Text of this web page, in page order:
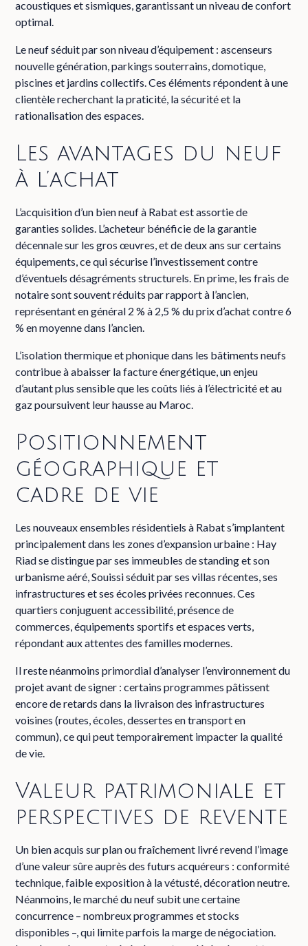
acoustiques et sismiques, garantissant un niveau de confort
optimal.
Le neuf séduit par son niveau d’équipement : ascenseurs
nouvelle génération, parkings souterrains, domotique,
piscines et jardins collectifs. Ces éléments répondent à une
clientèle recherchant la praticité, la sécurité et la
rationalisation des espaces.
Les avantages du neuf
à l’achat
L’acquisition d’un bien neuf à Rabat est assortie de
garanties solides. L’acheteur bénéficie de la garantie
décennale sur les gros œuvres, et de deux ans sur certains
équipements, ce qui sécurise l’investissement contre
d’éventuels désagréments structurels. En prime, les frais de
notaire sont souvent réduits par rapport à l’ancien,
représentant en général 2 % à 2,5 % du prix d’achat contre 6
% en moyenne dans l’ancien.
L’isolation thermique et phonique dans les bâtiments neufs
contribue à abaisser la facture énergétique, un enjeu
d’autant plus sensible que les coûts liés à l’électricité et au
gaz poursuivent leur hausse au Maroc.
Positionnement
géographique et
cadre de vie
Les nouveaux ensembles résidentiels à Rabat s’implantent
principalement dans les zones d’expansion urbaine : Hay
Riad se distingue par ses immeubles de standing et son
urbanisme aéré, Souissi séduit par ses villas récentes, ses
infrastructures et ses écoles privées reconnues. Ces
quartiers conjuguent accessibilité, présence de
commerces, équipements sportifs et espaces verts,
répondant aux attentes des familles modernes.
Il reste néanmoins primordial d’analyser l’environnement du
projet avant de signer : certains programmes pâtissent
encore de retards dans la livraison des infrastructures
voisines (routes, écoles, dessertes en transport en
commun), ce qui peut temporairement impacter la qualité
de vie.
Valeur patrimoniale et
perspectives de revente
Un bien acquis sur plan ou fraîchement livré revend l’image
d’une valeur sûre auprès des futurs acquéreurs : conformité
technique, faible exposition à la vétusté, décoration neutre.
Néanmoins, le marché du neuf subit une certaine
concurrence – nombreux programmes et stocks
disponibles –, qui limite parfois la marge de négociation.